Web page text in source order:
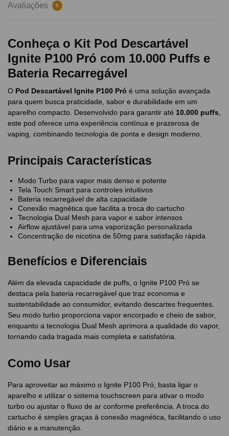
Avaliações 0
Conheça o Kit Pod Descartável
Ignite P100 Pró com 10.000 Puffs e
Bateria Recarregável
O Pod Descartável Ignite P100 Pró é uma solução avançada
para quem busca praticidade, sabor e durabilidade em um
aparelho compacto. Desenvolvido para garantir até 10.000 puffs
este pod oferece uma experiência contínua e prazerosa de
vaping, combinando tecnologia de ponta e design moderno.
Principais Características
Modo Turbo para vapor mais denso e potente
Tela Touch Smart para controles intuitivos
Bateria recarregável de alta capacidade
Conexão magnética que facilita a troca do cartucho
Tecnologia Dual Mesh para vapor e sabor intensos
Airflow ajustável para uma vaporização personalizada
Concentração de nicotina de 50mg para satisfação rápida
Benefícios e Diferenciais
Além da elevada capacidade de puffs, o Ignite P100 Pró se
destaca pela bateria recarregável que traz economia e
sustentabilidade ao consumidor, evitando descartes frequentes.
Seu modo turbo proporciona vapor encorpado e cheio de sabor,
enquanto a tecnologia Dual Mesh aprimora a qualidade do vapor,
tornando cada tragada mais completa e satisfatória.
Como Usar
Para aproveitar ao máximo o Ignite P100 Pró, basta ligar o
aparelho e utilizar o sistema touchscreen para ativar o modo
turbo ou ajustar o fluxo de ar conforme preferência. A troca do
cartucho é simples graças à conexão magnética, facilitando o uso
diário e a manutenção.